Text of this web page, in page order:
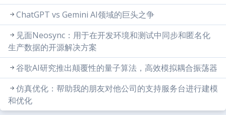
ChatGPT vs Gemini AI领域的巨头之争
见面Neosync：用于在开发环境和测试中同步和匿名化
生产数据的开源解决方案
谷歌AI研究推出颠覆性的量子算法，高效模拟耦合振荡器
仿真优化：帮助我的朋友对他公司的支持服务台进行建模
和优化